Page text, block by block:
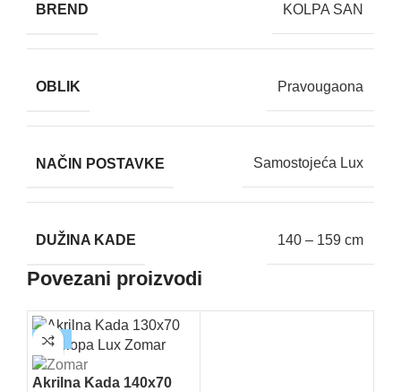
BREND KOLPA SAN
OBLIK Pravougaona
NAČIN POSTAVKE Samostojeća Lux
DUŽINA KADE 140 – 159 cm
Povezani proizvodi
-12%
Akrilna Kada 140x70